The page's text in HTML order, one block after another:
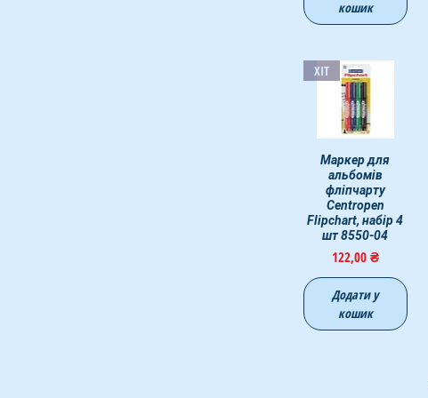
кошик
Швидкий перегляд
ХІТ
Маркер для
альбомів
фліпчарту
Centropen
Flipchart, набір 4
шт 8550-04
Ціна
122,00 ₴
Додати у
кошик